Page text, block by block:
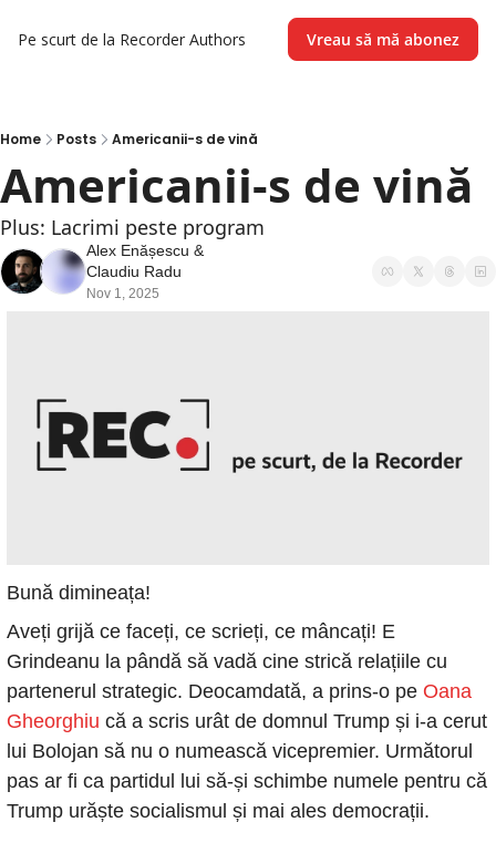
Pe scurt de la Recorder Authors Vreau să mă abonez
Home Posts Americanii-s de vină
Americanii-s de vină
Plus: Lacrimi peste program
Alex Enășescu
Claudiu Radu
Nov 1, 2025
Bună dimineața!
Aveți grijă ce faceți, ce scrieți, ce mâncați! E
Grindeanu la pândă să vadă cine strică relațiile cu
partenerul strategic. Deocamdată, a prins-o pe Oana
Gheorghiu că a scris urât de domnul Trump și i-a cerut
lui Bolojan să nu o numească vicepremier. Următorul
pas ar fi ca partidul lui să-și schimbe numele pentru că
Trump urăște socialismul și mai ales democrații.